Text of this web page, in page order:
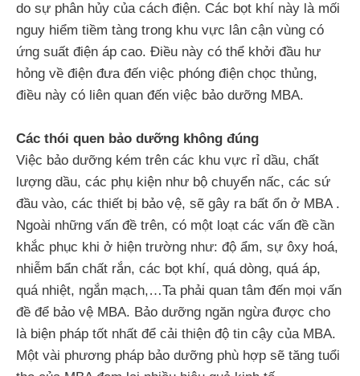
do sự phân hủy của cách điện. Các bọt khí này là mối
nguy hiểm tiềm tàng trong khu vực lân cận vùng có
ứng suất điện áp cao. Điều này có thể khởi đầu hư
hỏng về điện đưa đến việc phóng điện chọc thủng,
điều này có liên quan đến việc bảo dưỡng MBA.
Các thói quen bảo dưỡng không đúng
Việc bảo dưỡng kém trên các khu vực rỉ dầu, chất
lượng dầu, các phụ kiện như bộ chuyển nấc, các sứ
đầu vào, các thiết bị bảo vệ, sẽ gây ra bất ổn ở MBA .
Ngoài những vấn đề trên, có một loạt các vấn đề cần
khắc phục khi ở hiện trường như: độ ẩm, sự ôxy hoá,
nhiễm bẩn chất rắn, các bọt khí, quá dòng, quá áp,
quá nhiệt, ngắn mạch,…Ta phải quan tâm đến mọi vấn
đề để bảo vệ MBA. Bảo dưỡng ngăn ngừa được cho
là biện pháp tốt nhất để cải thiện độ tin cậy của MBA.
Một vài phương pháp bảo dưỡng phù hợp sẽ tăng tuổi